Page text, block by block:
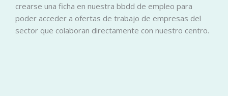
crearse una ficha en nuestra bbdd de empleo para
poder acceder a ofertas de trabajo de empresas del
sector que colaboran directamente con nuestro centro.